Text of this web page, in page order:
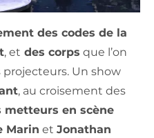
des codes de la
, et des corps que l’on
Un show
, au croisement des
metteurs en scène
Marin et Jonathan